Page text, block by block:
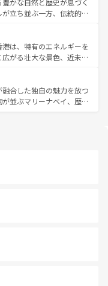
ィの豊かさとおいしさで
ナムコーヒーなどは、ぜ
訪れてもあたたかい人々
っと忘れられない旅にな
かな自然と歴史が息づく
立ち並ぶ一方、伝統的な
チェンマイなどの山岳地
ーケットやクラビの美し
ことができる。タイ料理
の季節にも異なる楽しみ
の人々、仏教を中心とし
、訪れる旅人を魅了し続
は、特有のエネルギーを
がる壮大な景色、近未来
。観光スポットが密集し
るのも魅力。息をのむよ
香港を存分に楽しみ尽く
合した独自の魅力を放つ
並ぶマリーナベイ、歴史
しめる外せないスポット